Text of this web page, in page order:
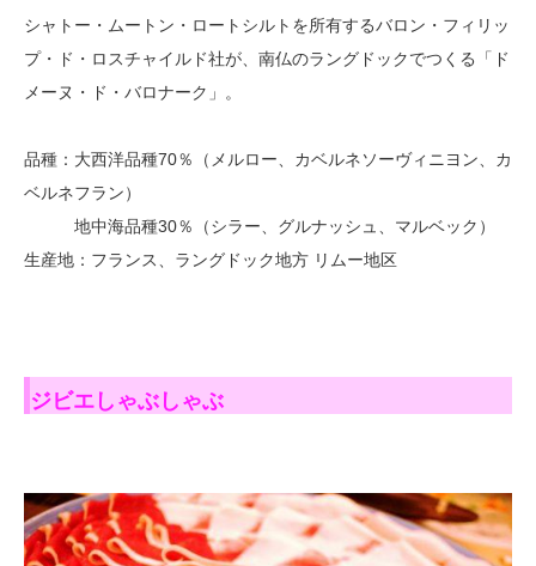
シャトー・ムートン・ロートシルトを所有するバロン・フィリッ
プ・ド・ロスチャイルド社が、南仏のラングドックでつくる「ド
メーヌ・ド・バロナーク」。
品種：大西洋品種70％（メルロー、カベルネソーヴィニヨン、カ
ベルネフラン）
地中海品種30％（シラー、グルナッシュ、マルベック）
生産地：フランス、ラングドック地方 リムー地区
ジビエしゃぶしゃぶ